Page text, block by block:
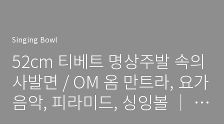
Singing Bowl
52cm 티베트 명상주발 속의
사발면 / OM 옴 만트라, 요가
음악, 피라미드, 싱잉볼 ｜ by